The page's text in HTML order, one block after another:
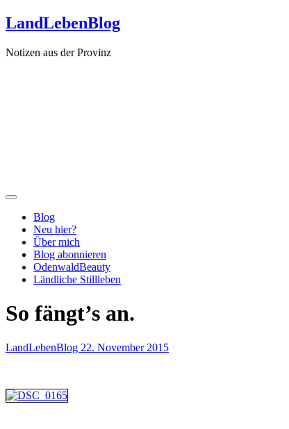
Zum
Inhalt
LandLebenBlog
Notizen aus der Provinz
Blog
Neu hier?
Über mich
Blog abonnieren
OdenwaldBeauty
Ländliche Stillleben
So fängt’s an.
LandLebenBlog 22. November 2015